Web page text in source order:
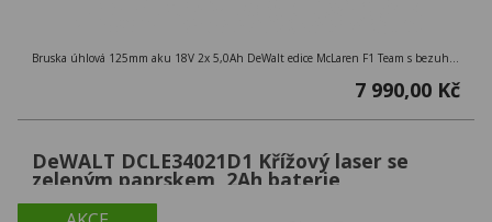
Bruska úhlová 125mm aku 18V 2x 5,0Ah DeWalt edice McLaren F1 Team s bezuhlíkovým motorem
7 990,00 Kč
DeWALT DCLE34021D1 Křížový laser se
zeleným paprskem, 2Ah baterie